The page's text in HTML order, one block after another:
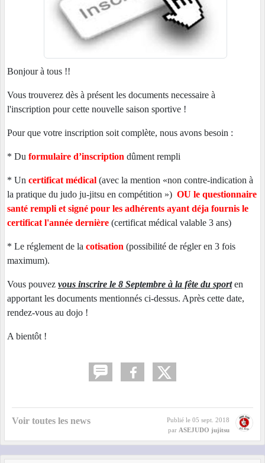
Bonjour à tous !!
Vous trouverez dès à présent les documents necessaire à
l'inscription pour cette nouvelle saison sportive !
Pour que votre inscription soit complète, nous avons besoin :
* Du formulaire d’inscription dûment rempli
* Un certificat médical (avec la mention «non contre-indication à
la pratique du judo ju-jitsu en compétition ») OU le questionnaire
santé rempli et signé pour les adhérents ayant déja fournis le
certificat l'année dernière (certificat médical valable 3 ans)
* Le réglement de la cotisation (possibilité de régler en 3 fois
maximum).
Vous pouvez vous inscrire le 8 Septembre à la fête du sporten
apportant les documents mentionnés ci-dessus. Après cette date,
rendez-vous au dojo !
A bientôt !
Voir toutes les news Publié le 05 sept. 2018
par ASEJUDO jujitsu